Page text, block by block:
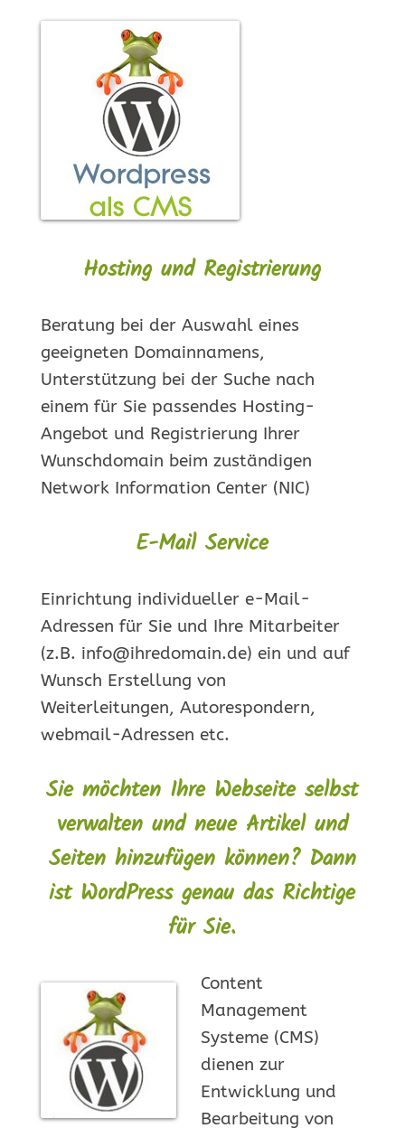
Hosting und Registrierung
Beratung bei der Auswahl eines
geeigneten Domainnamens,
Unterstützung bei der Suche nach
einem für Sie passendes Hosting-
Angebot und Registrierung Ihrer
Wunschdomain beim zuständigen
Network Information Center (NIC)
E-Mail Service
Einrichtung individueller e-Mail-
Adressen für Sie und Ihre Mitarbeiter
(z.B. info@ihredomain.de) ein und auf
Wunsch Erstellung von
Weiterleitungen, Autorespondern,
webmail-Adressen etc.
Sie möchten Ihre Webseite selbst
verwalten und neue Artikel und
Seiten hinzufügen können? Dann
ist WordPress genau das Richtige
für Sie.
Content
Management
Systeme (CMS)
dienen zur
Entwicklung und
Bearbeitung von